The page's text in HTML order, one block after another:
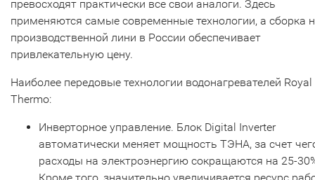
превосходят практически все свои аналоги. Здесь
применяются самые современные технологии, а сборка
производственной лини в России обеспечивает
привлекательную цену.
Наиболее передовые технологии водонагревателей Royal
Thermo:
Инверторное управление. Блок Digital Inverter
автоматически меняет мощность ТЭНА, за счет
расходы на электроэнергию сокращаются на 25-